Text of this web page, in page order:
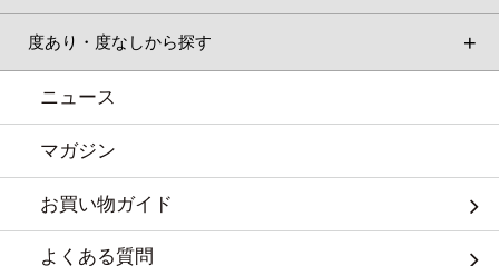
度あり・度なしから探す
ニュース
マガジン
お買い物ガイド
よくある質問